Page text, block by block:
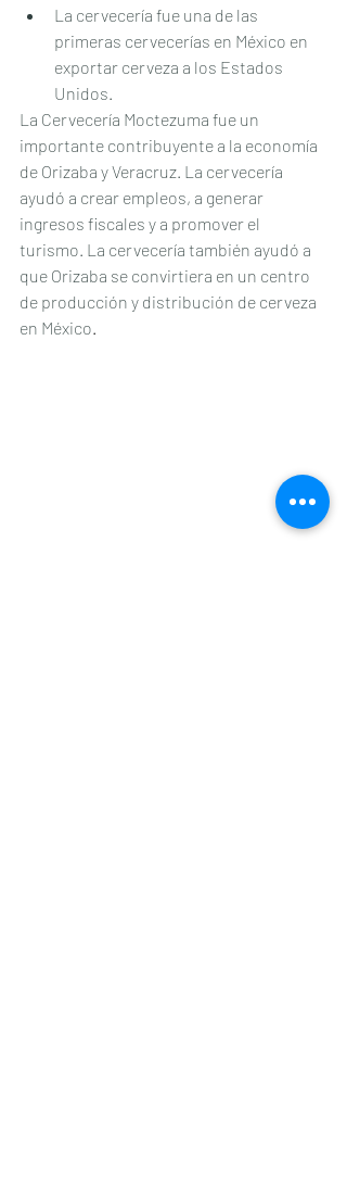
La cervecería fue una de las
primeras cervecerías en México en
exportar cerveza a los Estados
Unidos.
La Cervecería Moctezuma fue un
importante contribuyente a la economía
de Orizaba y Veracruz. La cervecería
ayudó a crear empleos, a generar
ingresos fiscales y a promover el
turismo. La cervecería también ayudó a
que Orizaba se convirtiera en un centro
de producción y distribución de cerveza
en México.